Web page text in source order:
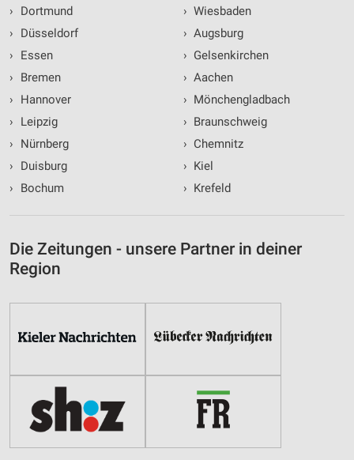
›
Dortmund
›
Düsseldorf
›
Essen
›
Bremen
›
Hannover
›
Leipzig
›
Nürnberg
›
Duisburg
›
Bochum
› Wiesbaden
› Augsburg
› Gelsenkirchen
› Aachen
› Mönchengladbach
› Braunschweig
› Chemnitz
› Kiel
› Krefeld
Die Zeitungen - unsere Partner in deiner
Region